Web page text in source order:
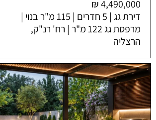
דירת גג | 5 חדרים | 115 מ"ר בנוי |
מרפסת גג 122 מ"ר | רח' רנ"ק,
הרצליה